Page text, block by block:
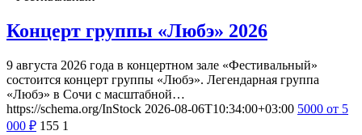
Концерт группы «Любэ» 2026
9 августа 2026 года в концертном зале «Фестивальный»
состоится концерт группы «Любэ». Легендарная группа
«Любэ» в Сочи с масштабной…
https://schema.org/InStock 2026-08-06T10:34:00+03:00 5000 от 5
000 ₽ 155 1